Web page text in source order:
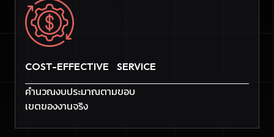
COST-EFFECTIVE SERVICE
คำนวณงบประมาณตามขอบ
เขตของงานจริง